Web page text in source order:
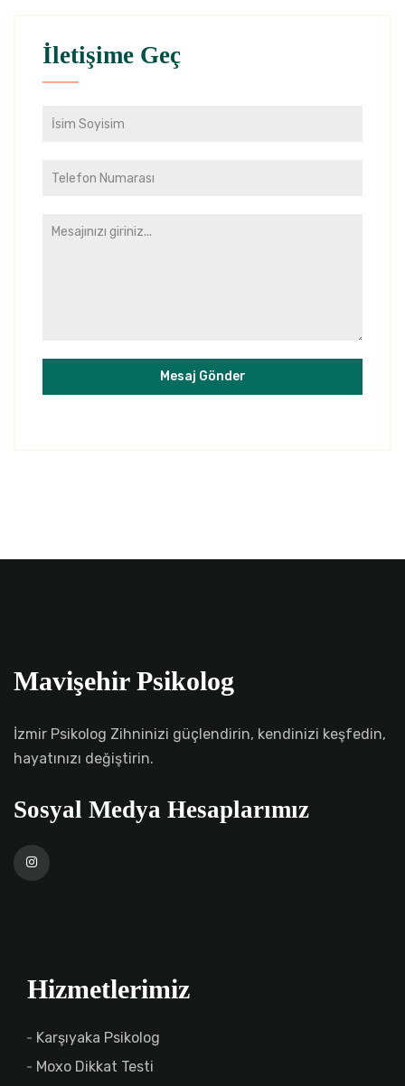
İletişime Geç
Mesaj Gönder
Mavişehir Psikolog
İzmir Psikolog Zihninizi güçlendirin, kendinizi keşfedin,
hayatınızı değiştirin.
Sosyal Medya Hesaplarımız
Hizmetlerimiz
Karşıyaka Psikolog
Moxo Dikkat Testi